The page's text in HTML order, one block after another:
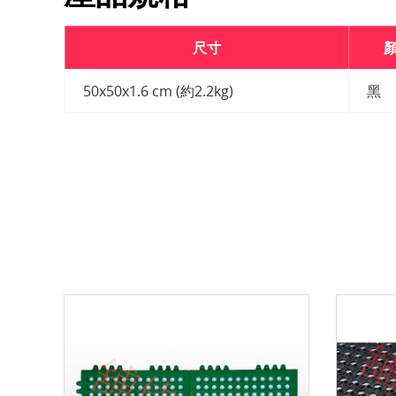
尺寸
50x50x1.6 cm (約2.2kg) 黑